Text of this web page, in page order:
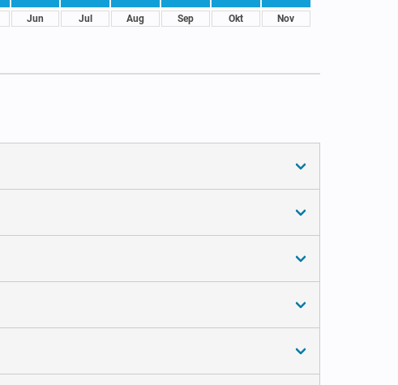
Jun Jul Aug Sep Okt Nov